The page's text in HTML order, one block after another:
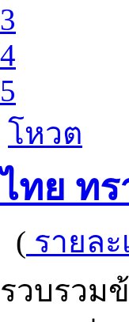
3
4
5
โหวต
ไทย ทร
( รายละ
รวบรวม